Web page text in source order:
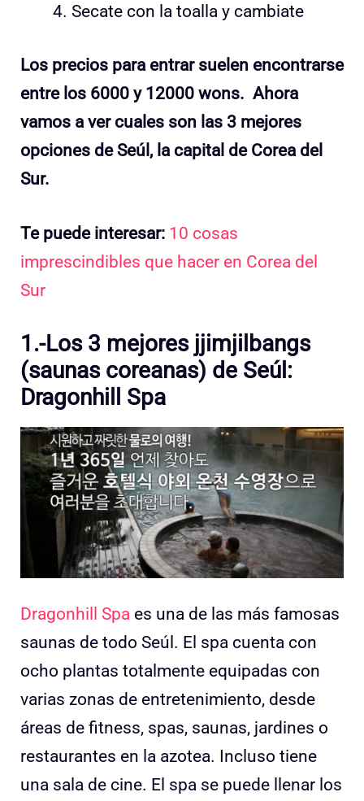
Secate con la toalla y cambiate
Los precios para entrar suelen encontrarse
entre los 6000 y 12000 wons. Ahora
vamos a ver cuales son las 3 mejores
opciones de Seúl, la capital de Corea del
Sur.
Te puede interesar: 10 cosas
imprescindibles que hacer en Corea del
Sur
1.-Los 3 mejores jjimjilbangs
(saunas coreanas) de Seúl:
Dragonhill Spa
Dragonhill Spa es una de las más famosas
saunas de todo Seúl. El spa cuenta con
ocho plantas totalmente equipadas con
varias zonas de entretenimiento, desde
áreas de fitness, spas, saunas, jardines o
restaurantes en la azotea. Incluso tiene
una sala de cine. El spa se puede llenar los